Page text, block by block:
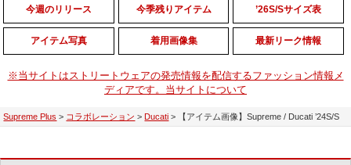
今週のリリース 今季残りアイテム ’26S/Sサイズ表
アイテム写真 着用画像集 最新リーク情報
※当サイトはストリートウェアの発売情報を配信するファッション情報メ
ディアです。当サイトについて
Supreme Plus > コラボレーション > Ducati > 【アイテム画像】Supreme / Ducati ’24S/S